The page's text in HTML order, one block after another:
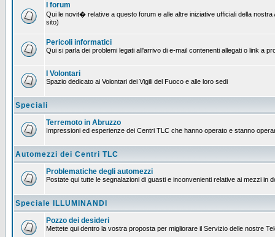
I forum
Qui le novit� relative a questo forum e alle altre iniziative ufficiali della
sito)
Pericoli informatici
Qui si parla dei problemi legati all'arrivo di e-mail contenenti allegati o link a
I Volontari
Spazio dedicato ai Volontari dei Vigili del Fuoco e alle loro sedi
Speciali
Terremoto in Abruzzo
Impressioni ed esperienze dei Centri TLC che hanno operato e stanno
Automezzi dei Centri TLC
Problematiche degli automezzi
Postate qui tutte le segnalazioni di guasti e inconvenienti relative ai mezzi in
Speciale ILLUMINANDI
Pozzo dei desideri
Mettete qui dentro la vostra proposta per migliorare il Servizio delle nostre